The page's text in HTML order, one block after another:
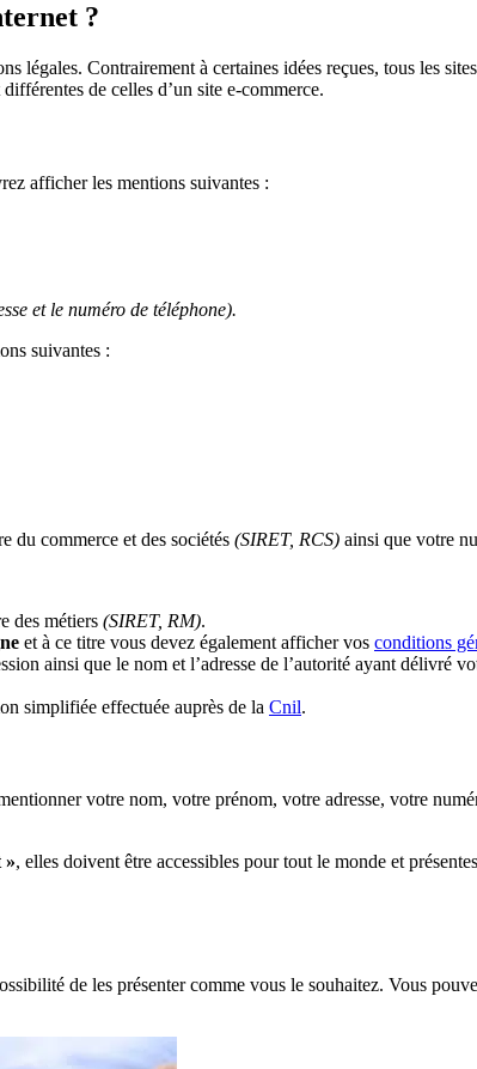
?
légales. Contrairement à certaines idées reçues, tous les
de celles d’un site e-commerce.
afficher les mentions suivantes :
et le numéro de téléphone).
suivantes :
du commerce et des sociétés (SIRET, RCS) ainsi que votre
des métiers (SIRET, RM).
et à ce titre vous devez également afficher vos conditions
ainsi que le nom et l’adresse de l’autorité ayant délivré
simplifiée effectuée auprès de la Cnil.
votre nom, votre prénom, votre adresse, votre
», elles doivent être accessibles pour tout le monde et
de les présenter comme vous le souhaitez. Vous